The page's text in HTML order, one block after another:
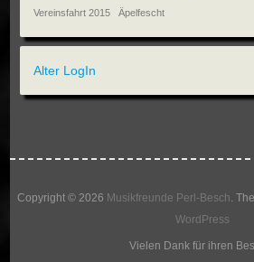
Vereinsfahrt 2015 Äpelfescht
Alter LogIn
Copyright © 2026 Musikfreunde Perl-Besch.
WordPress
Vielen Dank für ihren